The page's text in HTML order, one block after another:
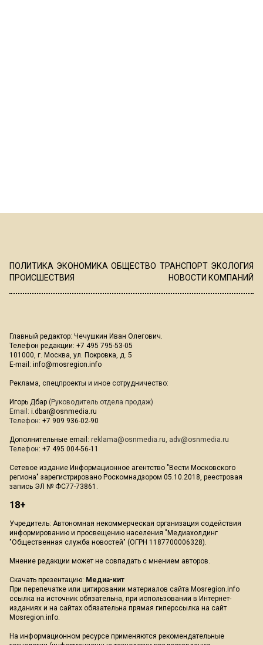
ПОЛИТИКА ЭКОНОМИКА ОБЩЕСТВО ТРАНСПОРТ ЭКОЛОГИЯ
ПРОИСШЕСТВИЯ
НОВОСТИ КОМПАНИЙ
Главный редактор: Чечушкин Иван Олегович.
Телефон редакции: +7 495 795-53-05
101000, г. Москва, ул. Покровка, д. 5
E-mail: info@mosregion.info
Реклама, спецпроекты и иное сотрудничество:
Игорь Дбар (Руководитель отдела продаж)
Email: i.dbar@osnmedia.ru
Телефон: +7 909 936-02-90
Дополнительные email: reklama@osnmedia.ru, adv@osnmedia.ru
Телефон: +7 495 004-56-11
Сетевое издание Информационное агентство "Вести Московского
региона" зарегистрировано Роскомнадзором 05.10.2018, реестровая
запись ЭЛ № ФС77-73861.
18+
Учредитель: Автономная некоммерческая организация содействия
информированию и просвещению населения "Медиахолдинг
"Общественная служба новостей" (ОГРН 1187700006328).
Мнение редакции может не совпадать с мнением авторов.
Скачать презентацию: Медиа-кит
При перепечатке или цитировании материалов сайта Mosregion.info
ссылка на источник обязательна, при использовании в Интернет-
изданиях и на сайтах обязательна прямая гиперссылка на сайт
Mosregion.info.
На информационном ресурсе применяются рекомендательные